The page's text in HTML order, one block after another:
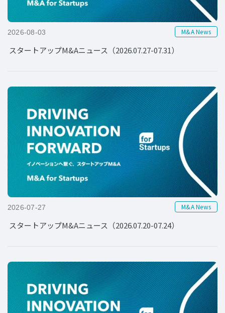
2026-08-03 M&A News
スタートアップM&Aニュース（2026.07.27-07.31）
2026-07-27 M&A News
スタートアップM&Aニュース（2026.07.20-07.24）